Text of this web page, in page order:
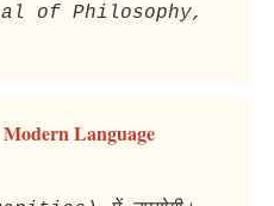
of Philosophy,
Language